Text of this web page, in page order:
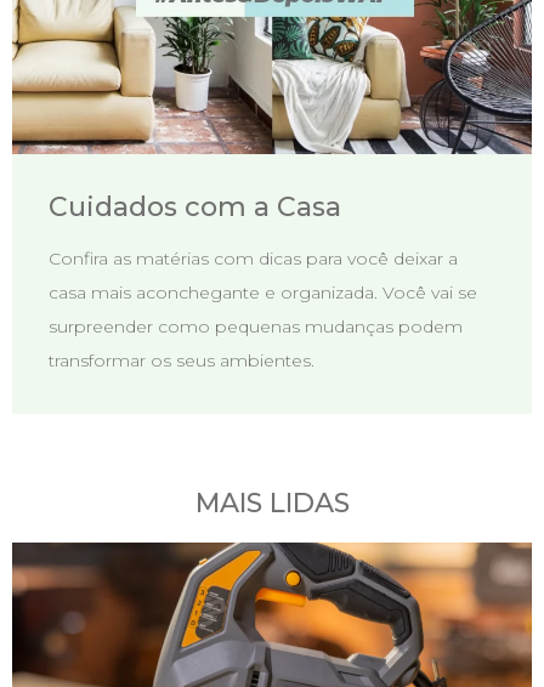
Cuidados com a Casa
Confira as matérias com dicas para você deixar a
casa mais aconchegante e organizada. Você vai se
surpreender como pequenas mudanças podem
transformar os seus ambientes.
MAIS LIDAS